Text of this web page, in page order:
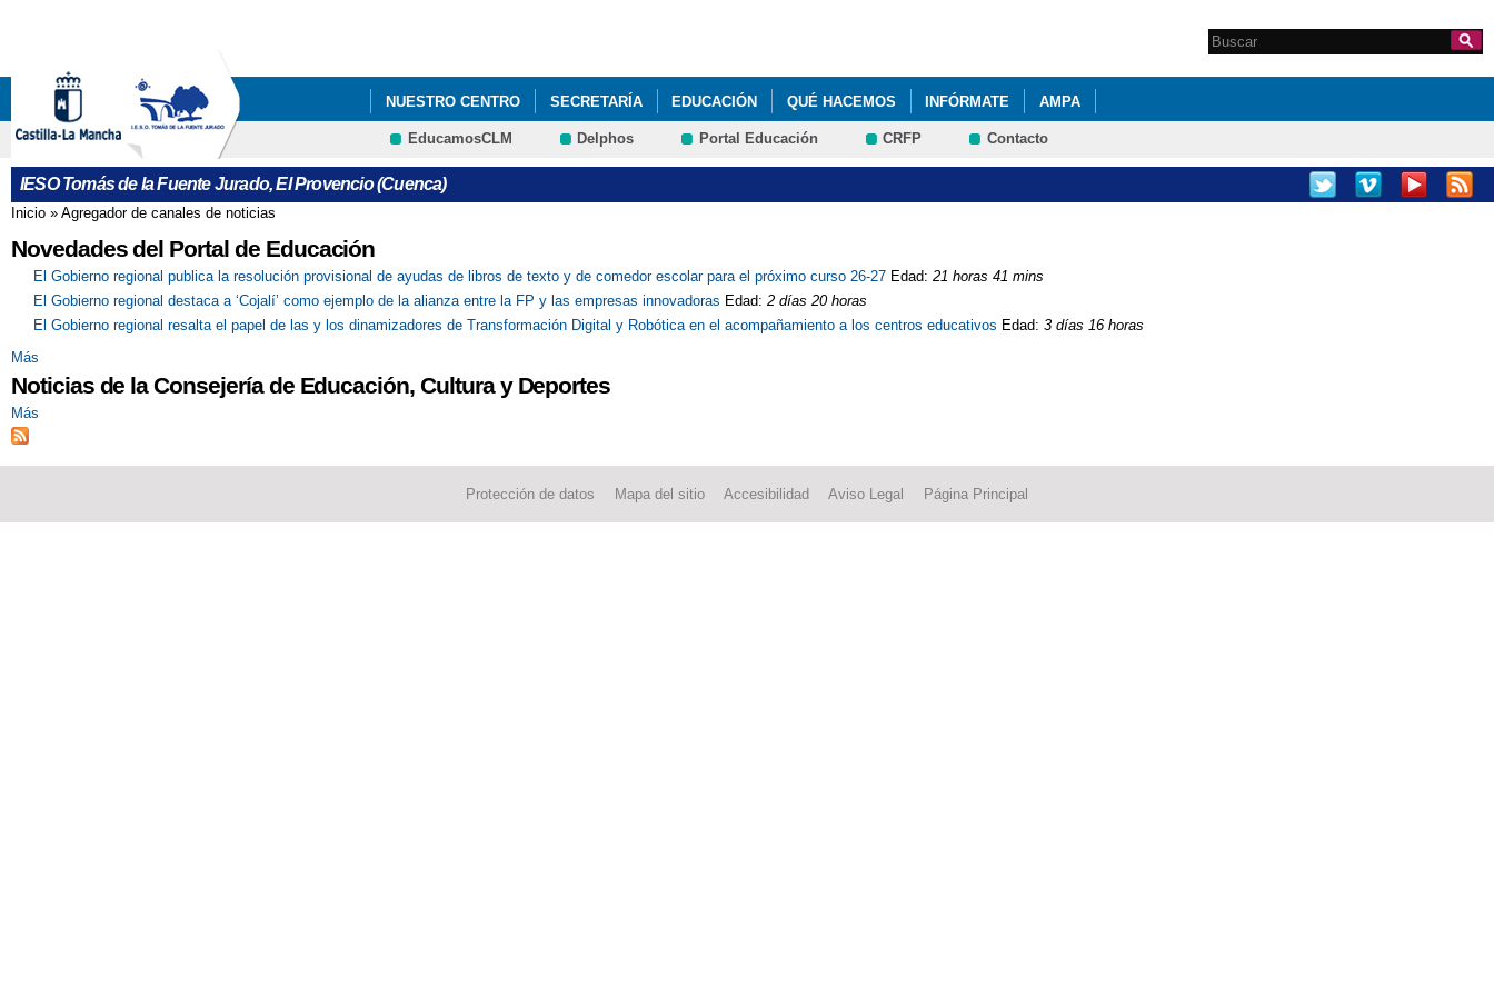
Formulario de
Search this site
NUESTRO CENTRO SECRETARÍA EDUCACIÓN QUÉ HACEMOS INFÓRMATE AMPA
EducamosCLM Delphos Portal Educación CRFP Contacto
IESO Tomás de la Fuente Jurado, El Provencio (Cuenca)
Se encuentra usted aquí
Inicio » Agregador de canales de noticias
Novedades del Portal de Educación
El Gobierno regional publica la resolución provisional de ayudas de libros de texto y de comedor escolar para el próximo curso 26-27 Edad: 21 horas 41 mins
El Gobierno regional destaca a ‘Cojalí’ como ejemplo de la alianza entre la FP y las empresas innovadoras Edad: 2 días 20 horas
El Gobierno regional resalta el papel de las y los dinamizadores de Transformación Digital y Robótica en el acompañamiento a los centros educativos Edad: 3 días 16 horas
Más
Noticias de la Consejería de Educación, Cultura y Deportes
Más
Protección de datos Mapa del sitio Accesibilidad Aviso Legal Página Principal